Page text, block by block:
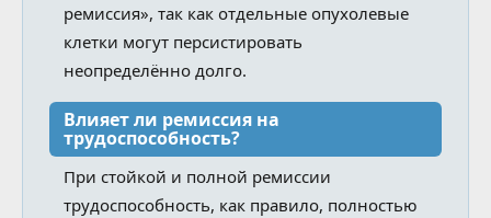
ремиссия», так как отдельные опухолевые
клетки могут персистировать
неопределённо долго.
Влияет ли ремиссия на
трудоспособность?
При стойкой и полной ремиссии
трудоспособность, как правило, полностью